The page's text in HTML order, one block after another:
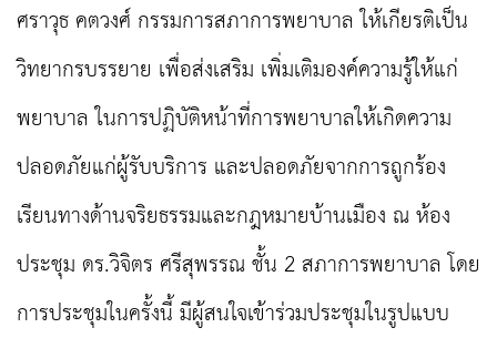
ศราวุธ คตวงศ์ กรรมการสภาการพยาบาล ให้เกียรติเป็น
วิทยากรบรรยาย เพื่อส่งเสริม เพิ่มเติมองค์ความรู้ให้แก่
พยาบาล ในการปฏิบัติหน้าที่การพยาบาลให้เกิดความ
ปลอดภัยแก่ผู้รับบริการ และปลอดภัยจากการถูกร้อง
เรียนทางด้านจริยธรรมและกฎหมายบ้านเมือง ณ ห้อง
ประชุม ดร.วิจิตร ศรีสุพรรณ ชั้น 2 สภาการพยาบาล โดย
การประชุมในครั้งนี้ มีผู้สนใจเข้าร่วมประชุมในรูปแบบ